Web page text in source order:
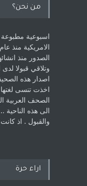
من نحن؟
اسبوعية مطبوعة
الصدور منذ
‏وتلاقي قبولا
اصدار هذه
اخذت ‏تنسى لغتها
الصحف العربية
الى هذه الناحية
والقبول . اذ
اراء حرة